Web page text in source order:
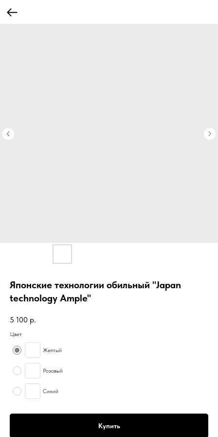
Японские технологии обильный "Japan
technology Ample"
5 100 р.
Цвет
Желтый
Розовый
Синий
Купить